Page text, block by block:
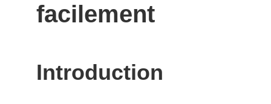
facilement
Introduction